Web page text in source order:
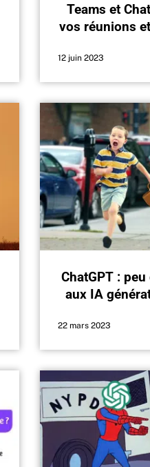
Teams et
vos réunions
12 juin 2023
ChatGPT :
aux IA
22 mars 2023